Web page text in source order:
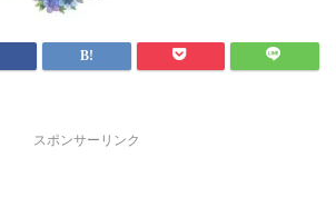
スポンサーリンク